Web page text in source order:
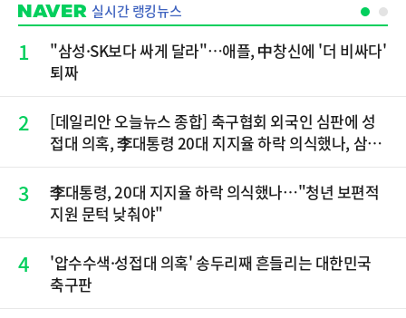
실시간 랭킹뉴스
1
"삼성·SK보다 싸게 달라"…애플, 中창신에 '더 비싸다'
퇴짜
2
[데일리안 오늘뉴스 종합] 축구협회 외국인 심판에 성
접대 의혹, 李대통령 20대 지지율 하락 의식했나, 삼전
재점화, 김민석 "과반 승리 가능성 99%" 등
3
李대통령, 20대 지지율 하락 의식했나…"청년 보편적
지원 문턱 낮춰야"
4
'압수수색·성접대 의혹' 송두리째 흔들리는 대한민국
축구판